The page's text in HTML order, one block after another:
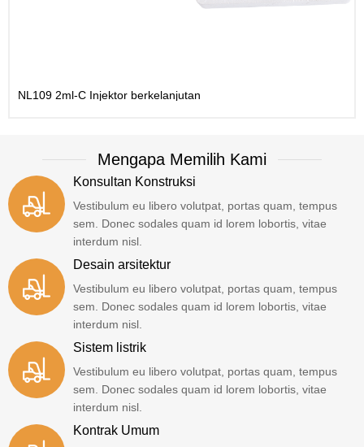
NL109 2ml-C Injektor berkelanjutan
Mengapa Memilih Kami
Konsultan Konstruksi
Vestibulum eu libero volutpat, portas quam, tempus
sem. Donec sodales quam id lorem lobortis, vitae
interdum nisl.
Desain arsitektur
Vestibulum eu libero volutpat, portas quam, tempus
sem. Donec sodales quam id lorem lobortis, vitae
interdum nisl.
Sistem listrik
Vestibulum eu libero volutpat, portas quam, tempus
sem. Donec sodales quam id lorem lobortis, vitae
interdum nisl.
Kontrak Umum